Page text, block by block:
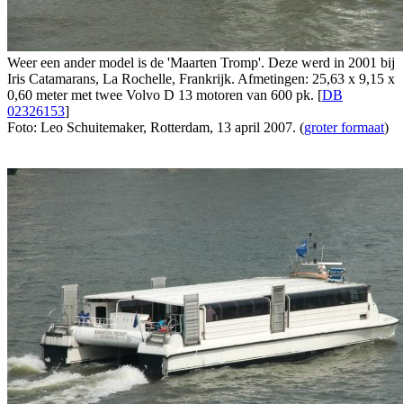
Weer een ander model is de 'Maarten Tromp'. Deze werd in 2001 bij
Iris Catamarans, La Rochelle, Frankrijk. Afmetingen: 25,63 x 9,15 x
0,60 meter met twee Volvo D 13 motoren van 600 pk. [DB
02326153]
Foto: Leo Schuitemaker, Rotterdam, 13 april 2007. (groter formaat)